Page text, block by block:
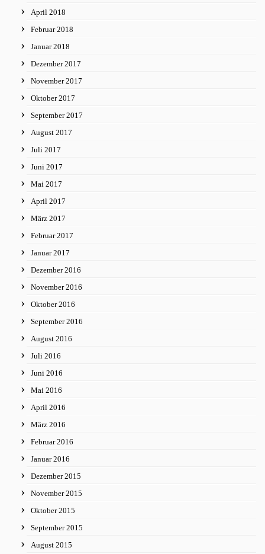
April 2018
Februar 2018
Januar 2018
Dezember 2017
November 2017
Oktober 2017
September 2017
August 2017
Juli 2017
Juni 2017
Mai 2017
April 2017
März 2017
Februar 2017
Januar 2017
Dezember 2016
November 2016
Oktober 2016
September 2016
August 2016
Juli 2016
Juni 2016
Mai 2016
April 2016
März 2016
Februar 2016
Januar 2016
Dezember 2015
November 2015
Oktober 2015
September 2015
August 2015